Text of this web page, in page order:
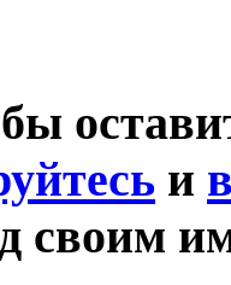
и
своим